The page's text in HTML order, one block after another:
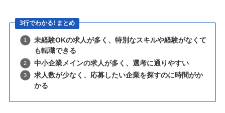
3行でわかる! まとめ
未経験OKの求人が多く、特別なスキルや経験がなくて
も転職できる
中小企業メインの求人が多く、選考に通りやすい
求人数が少なく、応募したい企業を探すのに時間がか
かる